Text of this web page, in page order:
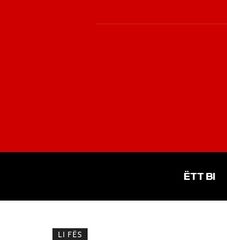
ËTT BI
LI FËS